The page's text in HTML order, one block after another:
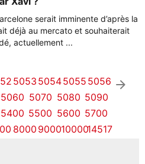
serait imminente d’après la
déjà au mercato et souhaiterait
actuellement ...
5053 50545055 5056
5060 5070 5080 5090
5400 5500 5600 5700
8000 90001000014517
arrow_right